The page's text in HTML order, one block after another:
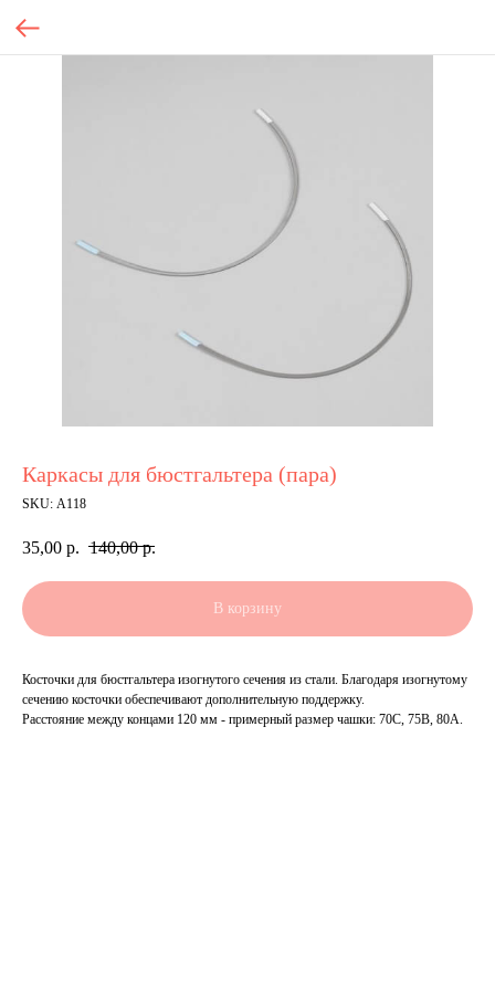
Каркасы для бюстгальтера (пара)
SKU: А118
35,00 р. 140,00 р.
В корзину
Косточки для бюстгальтера изогнутого сечения из стали. Благодаря изогнутому
сечению косточки обеспечивают дополнительную поддержку.
Расстояние между концами 120 мм - примерный размер чашки: 70C, 75B, 80A.